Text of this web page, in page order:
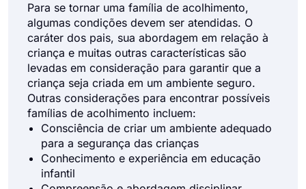
Para se tornar uma família de acolhimento,
algumas condições devem ser atendidas. O
caráter dos pais, sua abordagem em relação à
criança e muitas outras características são
levadas em consideração para garantir que a
criança seja criada em um ambiente seguro.
Outras considerações para encontrar possíveis
famílias de acolhimento incluem:
Consciência de criar um ambiente adequado
para a segurança das crianças
Conhecimento e experiência em educação
infantil